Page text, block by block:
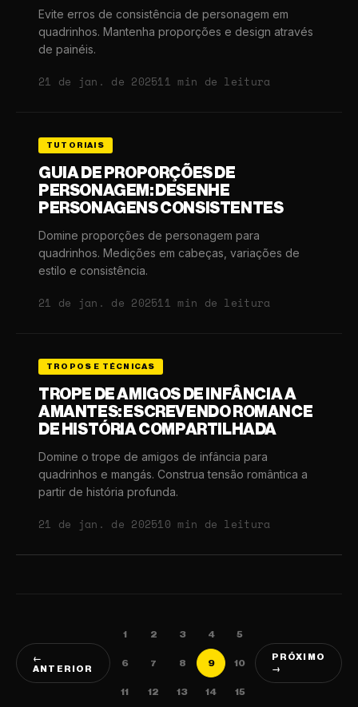
Evite erros de consistência de personagem em
quadrinhos. Mantenha proporções e design através
de painéis.
21 de jan. de 202511 min de leitura
TUTORIAIS
GUIA DE PROPORÇÕES DE
PERSONAGEM: DESENHE
PERSONAGENS CONSISTENTES
Domine proporções de personagem para
quadrinhos. Medições em cabeças, variações de
estilo e consistência.
21 de jan. de 202511 min de leitura
TROPOS E TÉCNICAS
TROPE DE AMIGOS DE INFÂNCIA A
AMANTES: ESCREVENDO ROMANCE
DE HISTÓRIA COMPARTILHADA
Domine o trope de amigos de infância para
quadrinhos e mangás. Construa tensão romântica a
partir de história profunda.
21 de jan. de 202510 min de leitura
←
ANTERIOR
1 2 3 4 5
6 7 8 9 10
11 12 13 14 15
PRÓXIMO
→